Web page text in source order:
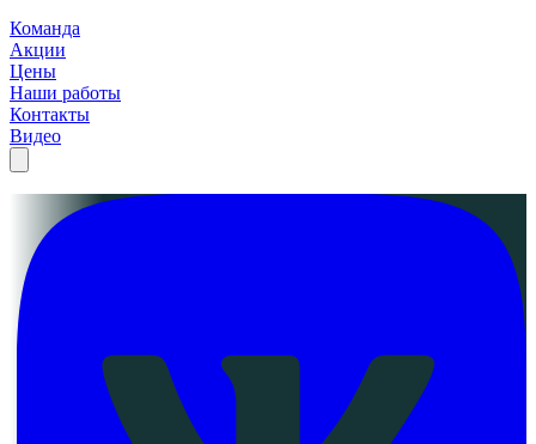
Команда
Акции
Цены
Наши работы
Контакты
Видео